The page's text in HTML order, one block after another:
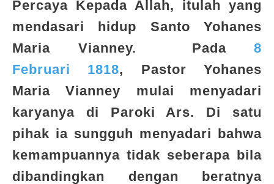
Percaya Kepada Allah, itulah yang
mendasari hidup Santo Yohanes
Maria Vianney. Pada 8
Februari
1818, Pastor Yohanes
Maria Vianney mulai menyadari
karyanya di Paroki Ars. Di satu
pihak ia sungguh menyadari bahwa
kemampuannya tidak seberapa bila
dibandingkan dengan beratnya